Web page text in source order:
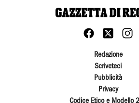
Redazione
Scriveteci
Pubblicità
Privacy
Codice Etico e Modello